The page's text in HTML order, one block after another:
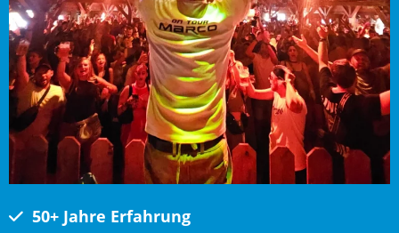
50+ Jahre Erfahrung